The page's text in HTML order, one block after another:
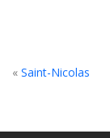
« Saint-Nicolas